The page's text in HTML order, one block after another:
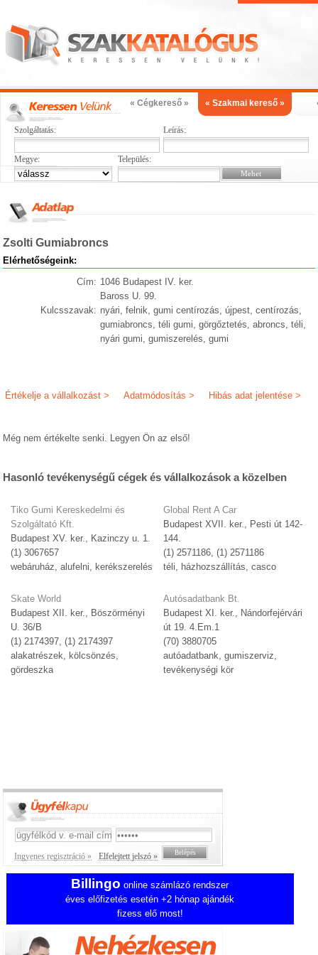
« Cégkereső » « Szakmai kereső »
Szolgáltatás: Leírás:
Megye: Település:
Zsolti Gumiabroncs
Elérhetőségeink:
Cím: 1046 Budapest IV. ker.
Baross U. 99.
Kulcsszavak: nyári, felnik, gumi centírozás, újpest, centírozás,
gumiabroncs, téli gumi, görgőztetés, abroncs, téli,
nyári gumi, gumiszerelés, gumi
Hibás adat jelentése >
Adatmódosítás >
Értékelje a vállalkozást >
Még nem értékelte senki. Legyen Ön az első!
Hasonló tevékenységű cégek és vállalkozások a közelben
Tiko Gumi Kereskedelmi és
Szolgáltató Kft.
Budapest XV. ker., Kazinczy u. 1.
(1) 3067657
webáruház, alufelni, kerékszerelés
Skate World
Budapest XII. ker., Böszörményi
U. 36/B
(1) 2174397, (1) 2174397
alakatrészek, kölcsönzés,
gördeszka
Global Rent A Car
Budapest XVII. ker., Pesti út 142-
144.
(1) 2571186, (1) 2571186
téli, házhozszállítás, casco
Autósadatbank Bt.
Budapest XI. ker., Nándorfejérvári
út 19. 4.Em.1
(70) 3880705
autóadatbank, gumiszerviz,
tevékenységi kör
Ingyenes regisztráció » Elfelejtett jelszó »
Billingo online számlázó rendszer
éves előfizetés esetén +2 hónap ajándék
fizess elő most!